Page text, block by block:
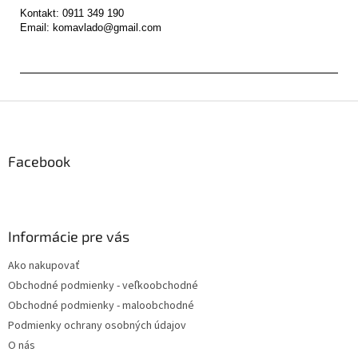
Kontakt: 0911 349 190
Facebook
Informácie pre vás
Ako nakupovať
Obchodné podmienky - veľkoobchodné
Obchodné podmienky - maloobchodné
Podmienky ochrany osobných údajov
O nás